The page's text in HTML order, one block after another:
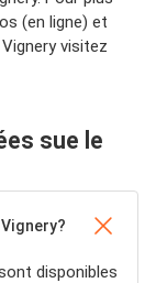
(en ligne) et
visitez
sue le
disponibles